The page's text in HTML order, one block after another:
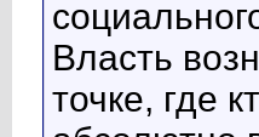
Власть
точке, где